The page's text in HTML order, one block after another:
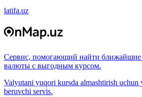
latifa.uz
Сервис, помогающий найти ближайшие
валюты с выгодным курсом.
Valyutani yuqori kursda almashtirish
beruvchi servis.